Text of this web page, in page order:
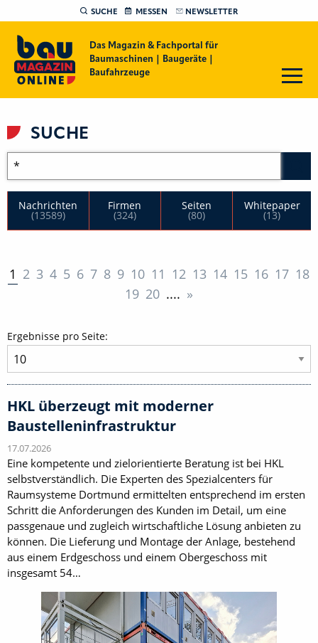
SUCHE MESSEN NEWSLETTER
Das Magazin & Fachportal für
Baumaschinen | Baugeräte |
Baufahrzeuge
SUCHE
Nachrichten
(13589)
Firmen
(324)
Seiten
(80)
Whitepaper
(13)
1 2 3 4 5 6 7 8 9 10 11 12 13 14 15 16 17 18
19 20 .... »
Ergebnisse pro Seite:
HKL überzeugt mit moderner
Baustelleninfrastruktur
17.07.2026
Eine kompetente und zielorientierte Beratung ist bei HKL
selbstverständlich. Die Experten des Spezialcenters für
Raumsysteme Dortmund ermittelten entsprechend im ersten
Schritt die Anforderungen des Kunden im Detail, um eine
passgenaue und zugleich wirtschaftliche Lösung anbieten zu
können. Die Lieferung und Montage der Anlage, bestehend
aus einem Erdgeschoss und einem Obergeschoss mit
insgesamt 54…